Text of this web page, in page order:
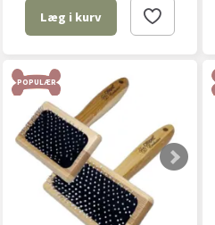
Læg i kurv
POPULÆR